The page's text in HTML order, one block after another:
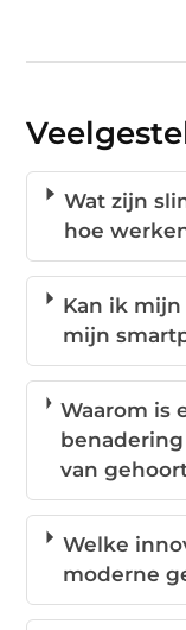
Wat zijn
hoe
Kan ik
mijn
Waarom is
van
Welke
moderne